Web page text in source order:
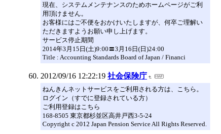
現在、システムメンテナンスのためホームページがご利
用頂けません。
お客様にはご不便をおかけいたしますが、何卒ご理解い
ただきますようお願い申し上げます。
サービス停止期間
2014年3月15日(土)9:00〓3月16日(日)24:00
Title : Accounting Standards Board of Japan / Financi
2012/09/16 12:22:19 社会保険庁
ねんきんネットサービスをご利用される方は、こちら。
ログイン（すでに登録されている方）
ご利用登録はこちら
168-8505 東京都杉並区高井戸西3-5-24
Copyright c 2012 Japan Pension Service All Rights Reserved.